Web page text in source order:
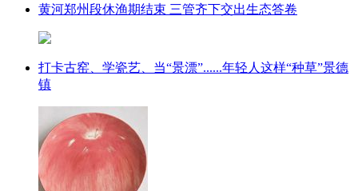
黄河郑州段休渔期结束 三管齐下交出生态答卷
打卡古窑、学瓷艺、当“景漂”......年轻人这样“种草”景德
镇